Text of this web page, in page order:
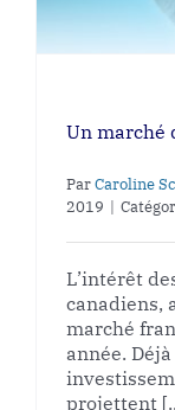
Un marché
ParCaroline
2019 |
L’intérêt
canadiens,
marché
année.
projettent